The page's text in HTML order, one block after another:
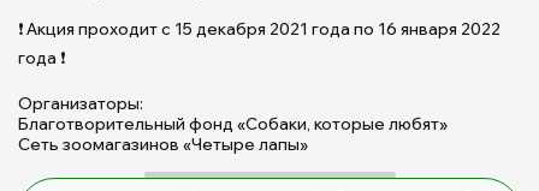
❗️ Акция проходит с 15 декабря 2021 года по 16 января 2022
года ❗️
Организаторы:
Благотворительный фонд «Собаки, которые любят»
Сеть зоомагазинов «Четыре лапы»